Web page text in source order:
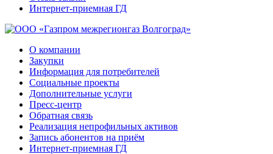
Интернет-приемная ГД
О компании
Закупки
Информация для потребителей
Социальные проекты
Дополнительные услуги
Пресс-центр
Обратная связь
Реализация непрофильных активов
Запись абонентов на приём
Интернет-приемная ГД